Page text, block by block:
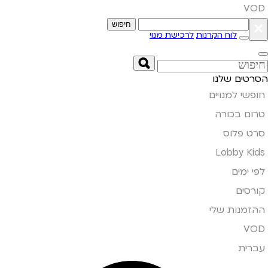
VOD
חיפוש
לוח הקרנות לרכישת מנוי
הסרטים שלנו
חופשי למנויים
טרום בכורה
סרט פלוס
Lobby Kids
לפי ימים
קורסים
ההזמנות שלי
VOD
עברית